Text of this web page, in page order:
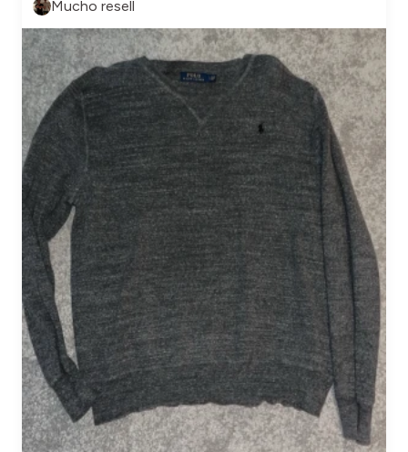
Mucho resell